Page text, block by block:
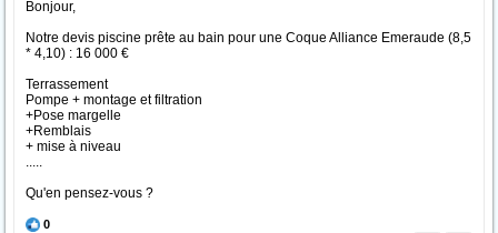
Bonjour,
Notre devis piscine prête au bain pour une Coque Alliance Emeraude (8,5
* 4,10) : 16 000 €
Terrassement
Pompe + montage et filtration
+Pose margelle
+Remblais
+ mise à niveau
.....
Qu'en pensez-vous ?
0